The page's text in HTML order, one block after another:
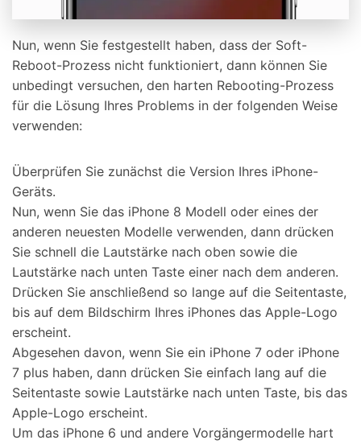
Nun, wenn Sie festgestellt haben, dass der Soft-
Reboot-Prozess nicht funktioniert, dann können Sie
unbedingt versuchen, den harten Rebooting-Prozess
für die Lösung Ihres Problems in der folgenden Weise
verwenden:
Überprüfen Sie zunächst die Version Ihres iPhone-
Geräts.
Nun, wenn Sie das iPhone 8 Modell oder eines der
anderen neuesten Modelle verwenden, dann drücken
Sie schnell die Lautstärke nach oben sowie die
Lautstärke nach unten Taste einer nach dem anderen.
Drücken Sie anschließend so lange auf die Seitentaste,
bis auf dem Bildschirm Ihres iPhones das Apple-Logo
erscheint.
Abgesehen davon, wenn Sie ein iPhone 7 oder iPhone
7 plus haben, dann drücken Sie einfach lang auf die
Seitentaste sowie Lautstärke nach unten Taste, bis das
Apple-Logo erscheint.
Um das iPhone 6 und andere Vorgängermodelle hart